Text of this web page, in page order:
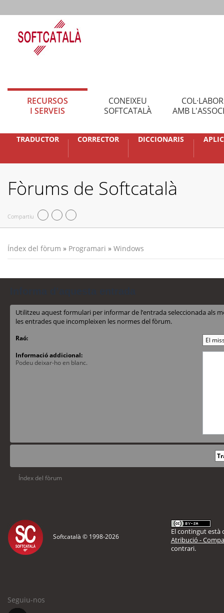
RECURSOS
I SERVEIS
CONEIXEU
SOFTCATALÀ
AMB
TRADUCTOR CORRECTOR DICCIONARIS
Fòrums de Softcatalà
Compartiu
Índex del fòrum » Programari » Windows
Utilitzeu aquest formulari per informar de l’entrada seleccionada als
les entrades que incompleixen les normes del fòrum.
Raó:
Informació addicional:
Podeu deixar-ho en blanc.
Índex del fòrum
Softcatalà © 1998-2026
El contingut està
Atribució -
contrari.
Seguiu-nos